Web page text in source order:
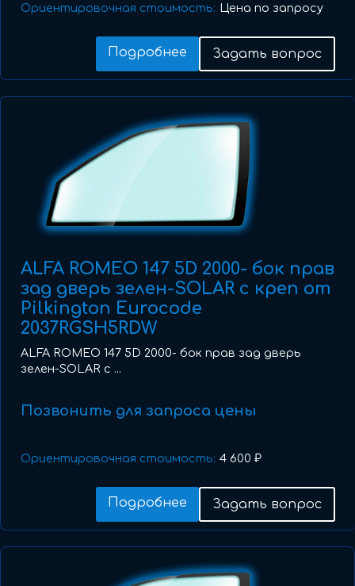
Ориентировочная стоимость: Цена по запросу
Подробнее Задать вопрос
ALFA ROMEO 147 5D 2000- бок прав
зад дверь зелен-SOLAR с креп от
Pilkington Eurocode
2037RGSH5RDW
ALFA ROMEO 147 5D 2000- бок прав зад дверь
зелен-SOLAR с ...
Позвонить для запроса цены
Ориентировочная стоимость: 4 600 ₽
Подробнее Задать вопрос